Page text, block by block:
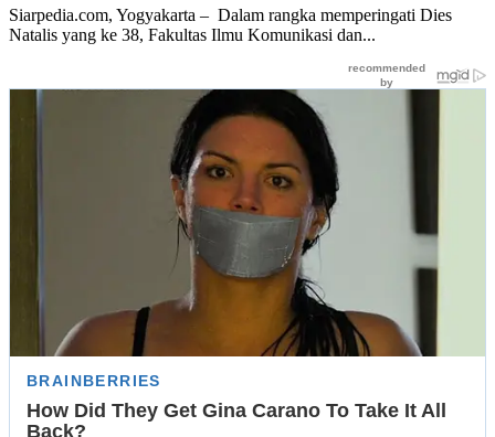
Siarpedia.com, Yogyakarta – Dalam rangka memperingati Dies
Natalis yang ke 38, Fakultas Ilmu Komunikasi dan...